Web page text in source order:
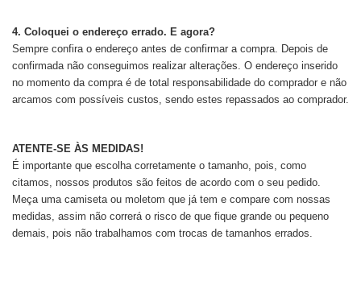
4. Coloquei o endereço errado. E agora?
Sempre confira o endereço antes de confirmar a compra. Depois de
confirmada não conseguimos realizar alterações. O endereço inserido
no momento da compra é de total responsabilidade do comprador e não
arcamos com possíveis custos, sendo estes repassados ao comprador.
ATENTE-SE ÀS MEDIDAS!
É importante que escolha corretamente o tamanho, pois, como
citamos, nossos produtos são feitos de acordo com o seu pedido.
Meça uma camiseta ou moletom que já tem e compare com nossas
medidas, assim não correrá o risco de que fique grande ou pequeno
demais, pois não trabalhamos com trocas de tamanhos errados.